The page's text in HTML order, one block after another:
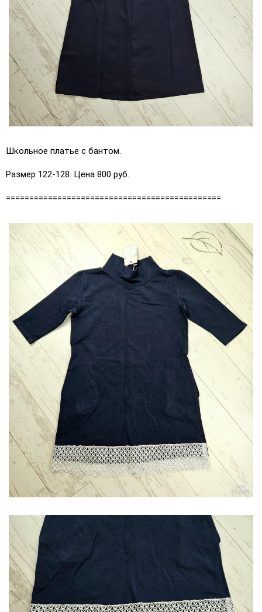
Школьное платье с бантом.
Размер 122-128. Цена 800 руб.
==============================================